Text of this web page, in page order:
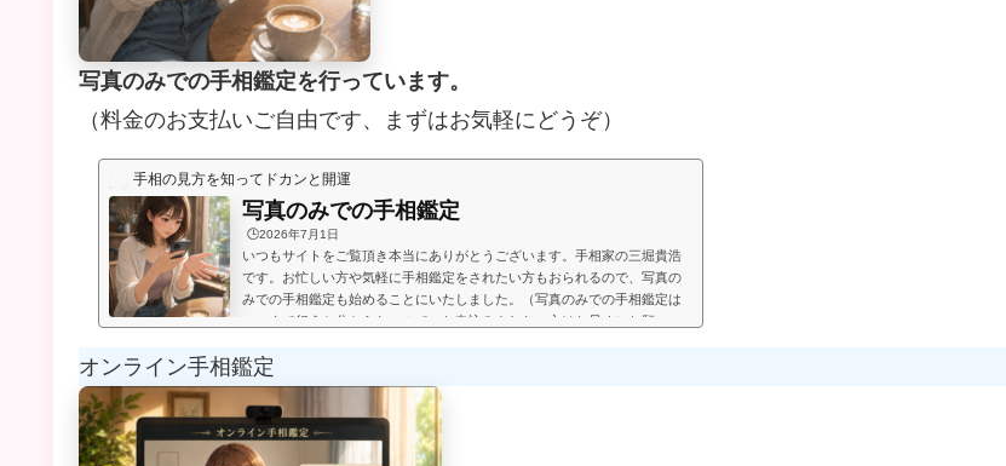
写真のみでの手相鑑定を行っています。
（料金のお支払いご自由です、まずはお気軽にどうぞ）
手相の見方を知ってドカンと開運
写真のみでの手相鑑定
🕒️2026年7月1日
いつもサイトをご覧頂き本当にありがとうございます。手相家の三堀貴浩
です。お忙しい方や気軽に手相鑑定をされたい方もおられるので、写真の
みでの手相鑑定も始めることにいたしました。（写真のみでの手相鑑定は
いつまで行うか分からないので、お申込みされたい方はお早めにお願いい
メールにてお届けいたします。写真のみでの手相鑑定では決まった料金と
言うものは無く、お好きな金額を鑑定後にお支払い頂く形にします。（こ
のページの下部に、振込先が記載され...
オンライン手相鑑定